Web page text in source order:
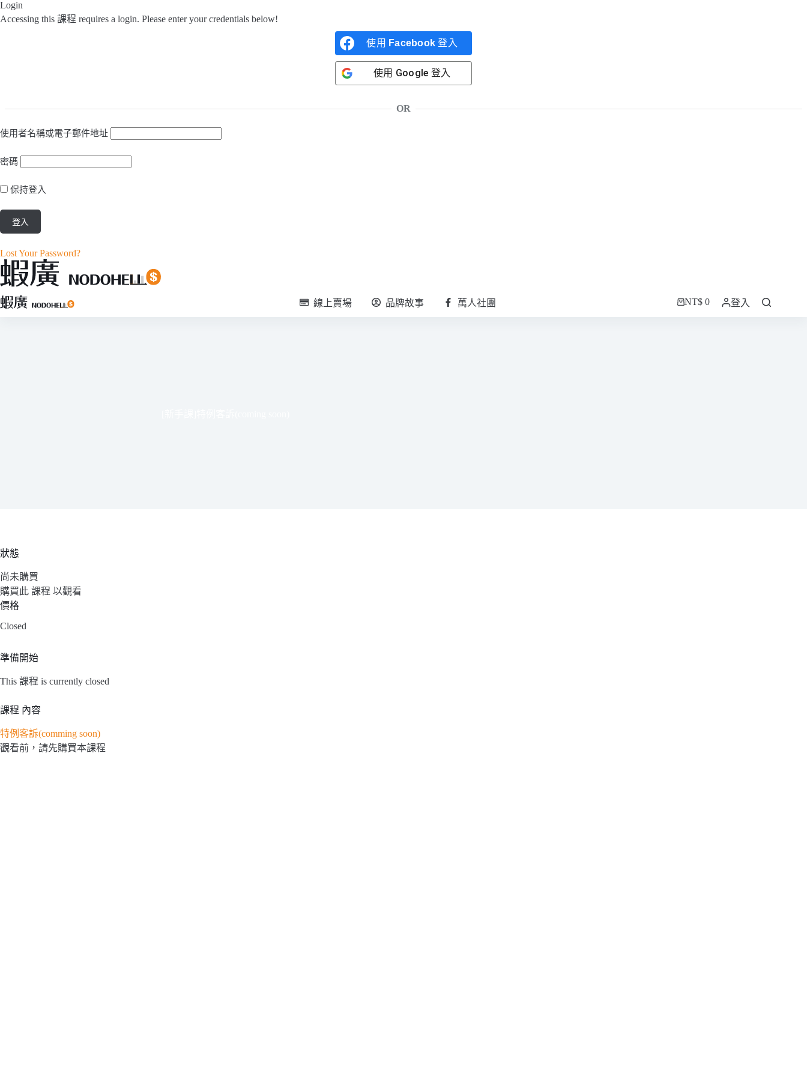
Login
Accessing this 課程 requires a login. Please enter your credentials below!
使用 Facebook 登入
使用 Google 登入
OR
使用者名稱或電子郵件地址
密碼
保持登入
Lost Your Password?
跳
至
線上賣場 品牌故事 萬人社團 NT$ 0 登入
狀態
尚未購買
購買此 課程 以觀看
價格
Closed
準備開始
This 課程 is currently closed
課程 內容
特例客訴(comming soon)
觀看前，請先購買本課程